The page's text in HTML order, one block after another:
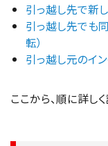
引っ越し先で新
引っ越し先でも
転）
引っ越し元のイ
ここから、順に詳し